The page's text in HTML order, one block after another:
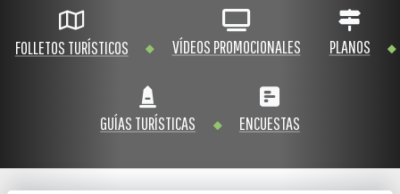
FOLLETOS TURÍSTICOS VÍDEOS PROMOCIONALES PLANOS
GUÍAS TURÍSTICAS ENCUESTAS